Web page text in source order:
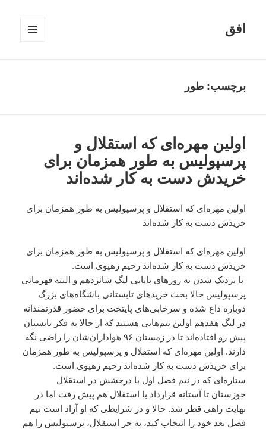
افق
برچسب:طور
اولین مهر‌ه‌ای که استقلال و
پرسپولیس به طور همزمان برای
خریدش دست به کار شده‌اند
اولین مهر‌ه‌ای که استقلال و پرسپولیس به طور همزمان برای
خریدش دست به کار شده‌اند
اولین مهر‌ه‌ای که استقلال و پرسپولیس به طور همزمان برای
خریدش دست به کار شده‌اند رحیم زهیوی است.
با نزدیک شدن به روزهای پایانی لیگ شانزدهم و البته قهرمانی
پرسپولیس حالا بحث خریدهای تابستانی باشگاه‌های بزرگ
دوباره داغ شده و سرخابی‌های پایتخت برای حضور قدرتمندانه
در لیگ هفدهم اولین تیم‌هایی هستند که از حالا به فکر تابستان
پیش رو افتاده‌اند تا در زمستان ۹۶ هواداران‌شان را راضی نگه
دارند. اولین مهر‌ه‌ای که استقلال و پرسپولیس به طور همزمان
برای خریدش دست به کار شده‌اند رحیم زهیوی است.
ستاره‌ای که در نیم فصل اول با درخشش در استقلال
خوزستان تا آستانه قرارداد با استقلال هم پیش رفت اما در
نهایت راهی قطر شد. حالا و در شرایطی که او آزاد است تیم
فصل بعد خود را انتخاب کند، به جز استقلال، پرسپولیس را هم